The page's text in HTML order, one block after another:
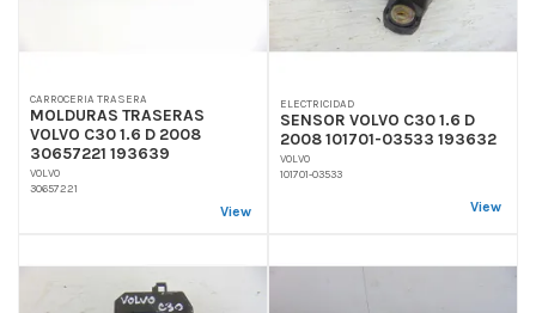
CARROCERIA TRASERA
MOLDURAS TRASERAS
VOLVO C30 1.6 D 2008
30657221 193639
VOLVO
30657221
View
ELECTRICIDAD
SENSOR VOLVO C30 1.6 D
2008 101701-03533 193632
VOLVO
101701-03533
View